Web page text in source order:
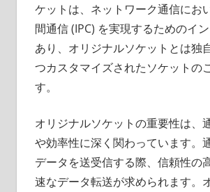
く。
ケットは、ネットワーク通信にお
間通信 (IPC) を実現するためのイ
あり、オリジナルソケットとは独
つカスタマイズされたソケットの
す。
オリジナルソケットの重要性は、
や効率性に深く関わっています。
データを送受信する際、信頼性の
速なデータ転送が求められます。